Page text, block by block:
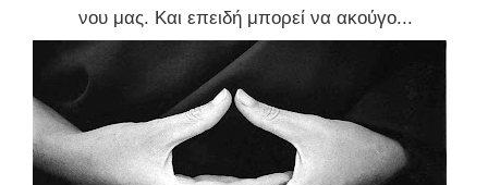
νου μας. Και επειδή μπορεί να ακούγο...